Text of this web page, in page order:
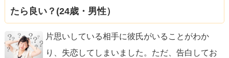
たら良い？(24歳・男性）
片思いしている相手に彼氏がいることがわか
り、失恋してしまいました。ただ、告白してお